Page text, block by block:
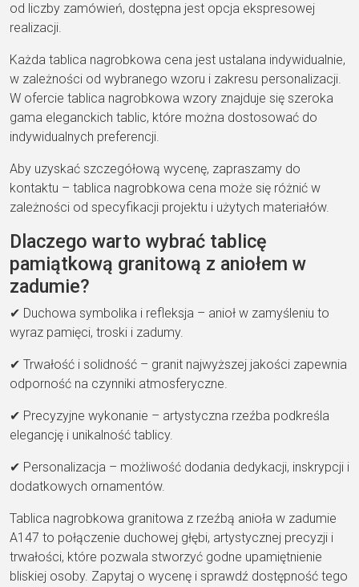
od liczby zamówień, dostępna jest opcja ekspresowej
realizacji.
Każda tablica nagrobkowa cena jest ustalana indywidualnie,
w zależności od wybranego wzoru i zakresu personalizacji.
W ofercie tablica nagrobkowa wzory znajduje się szeroka
gama eleganckich tablic, które można dostosować do
indywidualnych preferencji.
Aby uzyskać szczegółową wycenę, zapraszamy do
kontaktu – tablica nagrobkowa cena może się różnić w
zależności od specyfikacji projektu i użytych materiałów.
Dlaczego warto wybrać tablicę
pamiątkową granitową z aniołem w
zadumie?
✔ Duchowa symbolika i refleksja – anioł w zamyśleniu to
wyraz pamięci, troski i zadumy.
✔ Trwałość i solidność – granit najwyższej jakości zapewnia
odporność na czynniki atmosferyczne.
✔ Precyzyjne wykonanie – artystyczna rzeźba podkreśla
elegancję i unikalność tablicy.
✔ Personalizacja – możliwość dodania dedykacji, inskrypcji i
dodatkowych ornamentów.
Tablica nagrobkowa granitowa z rzeźbą anioła w zadumie
A147 to połączenie duchowej głębi, artystycznej precyzji i
trwałości, które pozwala stworzyć godne upamiętnienie
bliskiej osoby. Zapytaj o wycenę i sprawdź dostępność tego